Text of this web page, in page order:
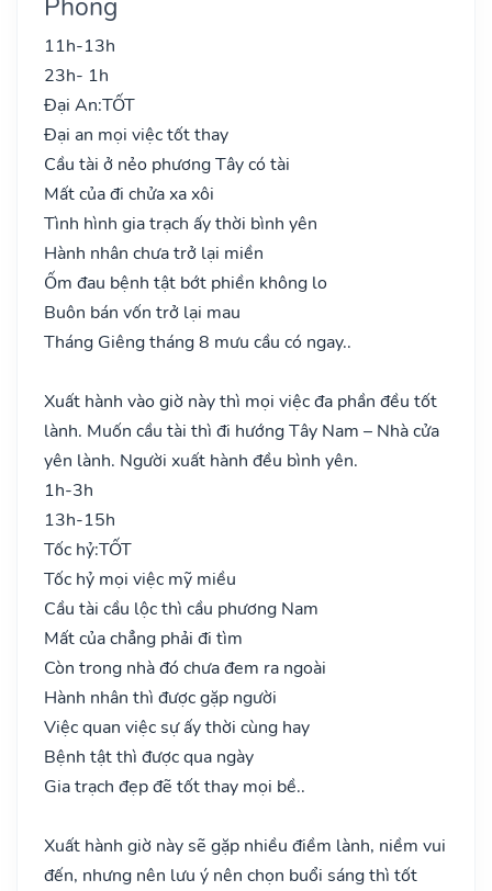
11h-13h
23h- 1h
Đại An:TỐT
Đại an mọi việc tốt thay
Cầu tài ở nẻo phương Tây có tài
Mất của đi chửa xa xôi
Tình hình gia trạch ấy thời bình yên
Hành nhân chưa trở lại miền
Ốm đau bệnh tật bớt phiền không lo
Buôn bán vốn trở lại mau
Tháng Giêng tháng 8 mưu cầu có ngay..
Xuất hành vào giờ này thì mọi việc đa phần đều tốt
lành. Muốn cầu tài thì đi hướng Tây Nam – Nhà cửa
yên lành. Người xuất hành đều bình yên.
1h-3h
13h-15h
Tốc hỷ:TỐT
Tốc hỷ mọi việc mỹ miều
Cầu tài cầu lộc thì cầu phương Nam
Mất của chẳng phải đi tìm
Còn trong nhà đó chưa đem ra ngoài
Hành nhân thì được gặp người
Việc quan việc sự ấy thời cùng hay
Bệnh tật thì được qua ngày
Gia trạch đẹp đẽ tốt thay mọi bề..
Xuất hành giờ này sẽ gặp nhiều điềm lành, niềm vui
đến, nhưng nên lưu ý nên chọn buổi sáng thì tốt